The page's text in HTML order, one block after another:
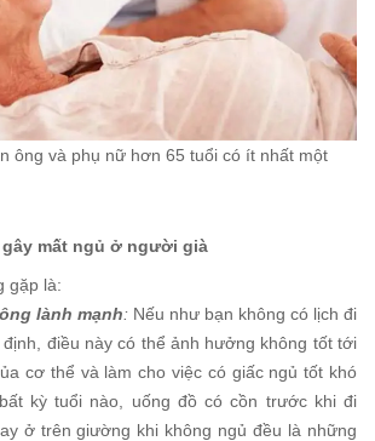
ông và phụ nữ hơn 65 tuổi có ít nhất một
mất ngủ ở người già
gặp là:
lành mạnh: Nếu như bạn không có lịch đi
điều này có thể ảnh hưởng không tốt tới
cơ thể và làm cho việc có giấc ngủ tốt khó
kỳ tuổi nào, uống đồ có cồn trước khi đi
ở trên giường khi không ngủ đều là những